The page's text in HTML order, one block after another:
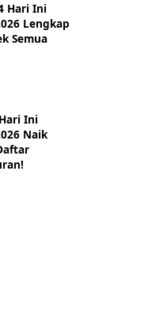
Hari Ini
Lengkap
Semua
Ini
Naik